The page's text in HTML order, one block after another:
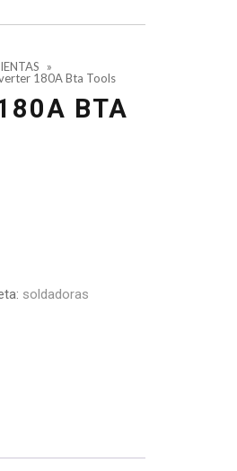
»
180A Bta Tools
BTA
soldadoras